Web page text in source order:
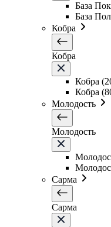
База
База
Кобра
Кобра
Кобра
Кобра
Молодость
Молодость
Сарма
Сарма